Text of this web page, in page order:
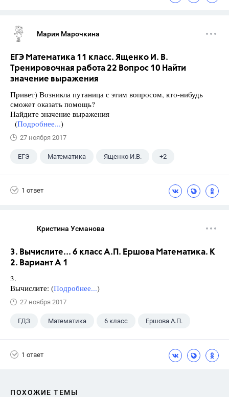
Мария Марочкина
ЕГЭ Математика 11 класс. Ященко И. В.
Тренировочная работа 22 Вопрос 10 Найти
значение выражения
Привет) Возникла путаница с этим вопросом, кто-нибудь
сможет оказать помощь?
Найдите значение выражения
(Подробнее...)
27 ноября 2017
ЕГЭ Математика Ященко И.В. +2
1 ответ
Кристина Усманова
3. Вычислите... 6 класс А.П. Ершова Математика. К
2. Вариант А 1
3.
Вычислите: (Подробнее...)
27 ноября 2017
ГДЗ Математика 6 класс Ершова А.П.
1 ответ
ПОХОЖИЕ ТЕМЫ